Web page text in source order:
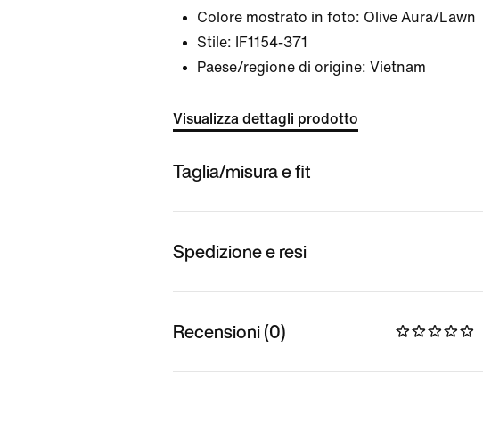
Colore mostrato in foto: Olive Aura/Lawn
Stile:
IF1154-371
Paese/regione di origine: Vietnam
Visualizza dettagli prodotto
Taglia/misura e fit
Spedizione e resi
Recensioni (0)